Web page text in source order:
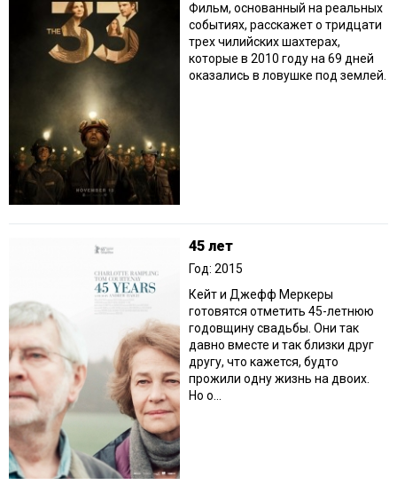
Фильм, основанный на реальных
событиях, расскажет о тридцати
трех чилийских шахтерах,
которые в 2010 году на 69 дней
оказались в ловушке под землей.
45 лет
Год: 2015
Кейт и Джефф Меркеры
готовятся отметить 45-летнюю
годовщину свадьбы. Они так
давно вместе и так близки друг
другу, что кажется, будто
прожили одну жизнь на двоих.
Но о...